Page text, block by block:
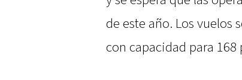
de este año. Los vuelos
con capacidad para 168